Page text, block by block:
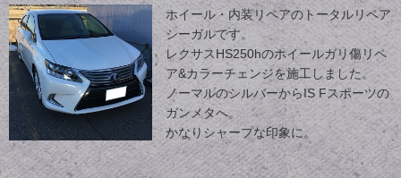
ホイール・内装リペアのトータルリペア
シーガルです。
レクサスHS250hのホイールガリ傷リペ
ア&カラーチェンジを施工しました。
ノーマルのシルバーからIS Fスポーツの
ガンメタへ。
かなりシャープな印象に。